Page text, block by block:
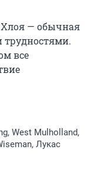
— обычная
трудностями.
все
West Mulholland,
Лукас